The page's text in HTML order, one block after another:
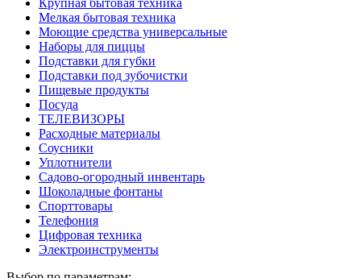
Мелкая бытовая техника
Моющие средства универсальные
Наборы для пиццы
Подставки для губки
Подставки под зубочистки
Пищевые продукты
Посуда
ТЕЛЕВИЗОРЫ
Расходные материалы
Соусники
Уплотнители
Садово-огородный инвентарь
Шоколадные фонтаны
Спорттовары
Телефония
Цифровая техника
Электроинструменты